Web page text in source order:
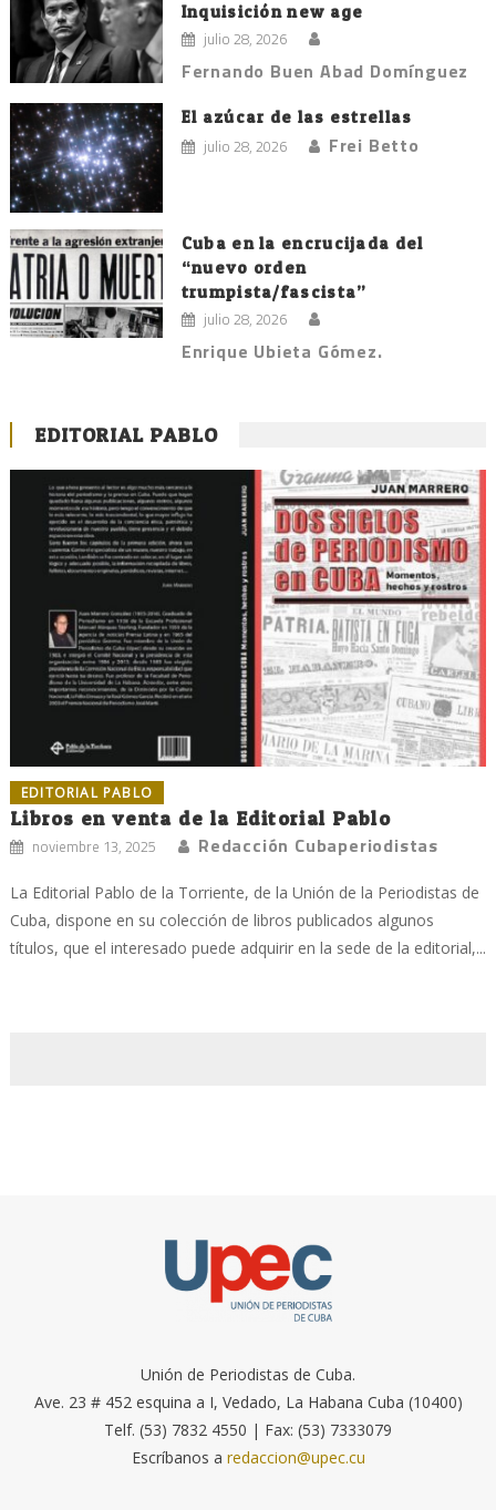
Inquisición new age
julio 28, 2026
Fernando Buen Abad Domínguez
El azúcar de las estrellas
julio 28, 2026 Frei Betto
Cuba en la encrucijada del
“nuevo orden
trumpista/fascista”
julio 28, 2026
Enrique Ubieta Gómez.
EDITORIAL PABLO
EDITORIAL PABLO
Libros en venta de la Editorial Pablo
noviembre 13, 2025 Redacción Cubaperiodistas
La Editorial Pablo de la Torriente, de la Unión de la Periodistas de
Cuba, dispone en su colección de libros publicados algunos
títulos, que el interesado puede adquirir en la sede de la editorial,...
Unión de Periodistas de Cuba.
Ave. 23 # 452 esquina a I, Vedado, La Habana Cuba (10400)
Telf. (53) 7832 4550 | Fax: (53) 7333079
Escríbanos a redaccion@upec.cu